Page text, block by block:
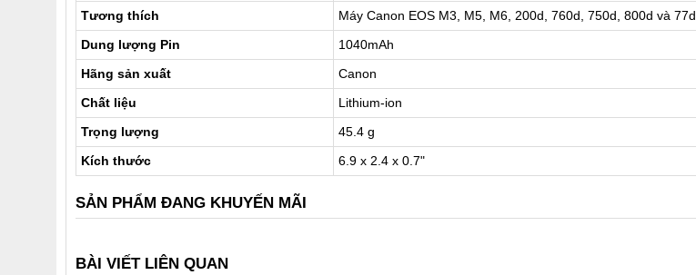
Tương thích
Máy Canon EOS M3, M5, M6, 200d, 760d, 750d, 800d và 77d
Dung lượng Pin
1040mAh
Hãng sản xuất
Canon
Chất liệu
Lithium-ion
Trọng lượng
45.4 g
Kích thước
6.9 x 2.4 x 0.7"
SẢN PHẨM ĐANG KHUYẾN MÃI
BÀI VIẾT LIÊN QUAN